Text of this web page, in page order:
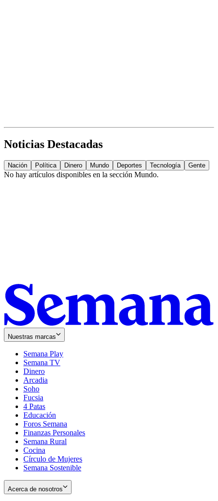
Noticias Destacadas
Nación Política Dinero Mundo Deportes Tecnología Gente
No hay artículos disponibles en la sección Mundo.
Nuestras marcas
Semana Play
Semana TV
Dinero
Arcadia
Soho
in
new
window
Fucsia
in
new
window
4 Patas
Educación
Foros Semana
Finanzas Personales
Semana Rural
Cocina
Círculo de Mujeres
Semana Sostenible
Acerca de nosotros